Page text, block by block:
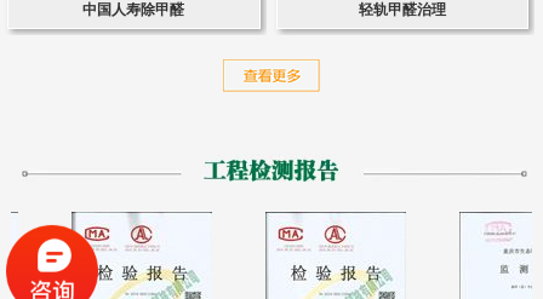
中国人寿除甲醛 轻轨甲醛治理